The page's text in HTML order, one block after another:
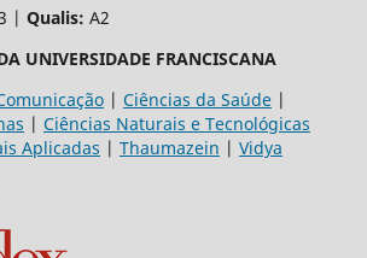
| Qualis: A2
UNIVERSIDADE FRANCISCANA
| Ciências da Saúde|
| Ciências Naturais e Tecnológicas
Aplicadas | Thaumazein | Vidya